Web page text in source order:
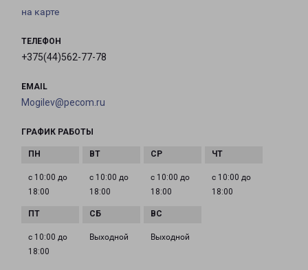
на карте
ТЕЛЕФОН
+375(44)562-77-78
EMAIL
Mogilev@pecom.ru
ГРАФИК РАБОТЫ
с 10:00 до
18:00
с 10:00 до
18:00
с 10:00 до
18:00
с 10:00 до
18:00
с 10:00 до
18:00
Выходной Выходной